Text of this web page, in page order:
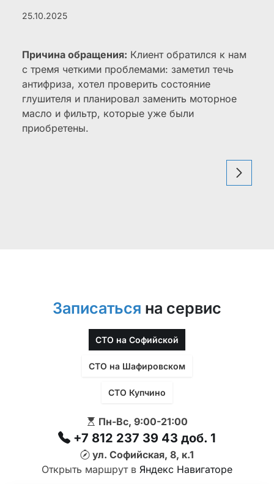
25.10.2025
Причина обращения: Клиент обратился к нам
с тремя четкими проблемами: заметил течь
антифриза, хотел проверить состояние
глушителя и планировал заменить моторное
масло и фильтр, которые уже были
приобретены.
Записаться на сервис
СТО на Софийской
СТО на Шафировском
СТО Купчино
Пн-Вс, 9:00-21:00
+7 812 237 39 43 доб. 1
ул. Софийская, 8, к.1
Открыть маршрут в Яндекс Навигаторе